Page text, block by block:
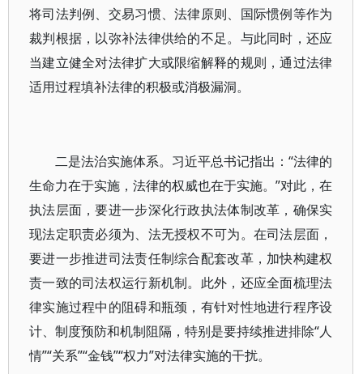
将司法判例、交易习惯、法律原则、国际惯例等作为
裁判根据，以弥补法律供给的不足。与此同时，还应
当建立健全对法律扩大或限缩解释的规则，通过法律
适用过程填补法律的积极或消极漏洞。
二是法治实施体系。习近平总书记指出：“法律的
生命力在于实施，法律的权威也在于实施。”对此，在
执法层面，要进一步深化行政执法体制改革，确保实
现法定职责必须为、法无授权不可为。在司法层面，
要进一步推进司法责任制综合配套改革，加快构建权
责一致的司法权运行新机制。此外，还应全面梳理法
律实施过程中的阻碍和瓶颈，有针对性地进行程序设
计、制度预防和机制阻隔，特别是要持续推进排除“人
情”“关系”“金钱”“权力”对法律实施的干扰。